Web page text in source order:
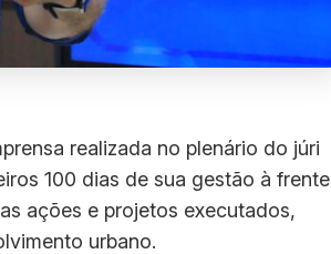
realizada no plenário do júri
100 dias de sua gestão à frente
ações e projetos executados,
urbano.